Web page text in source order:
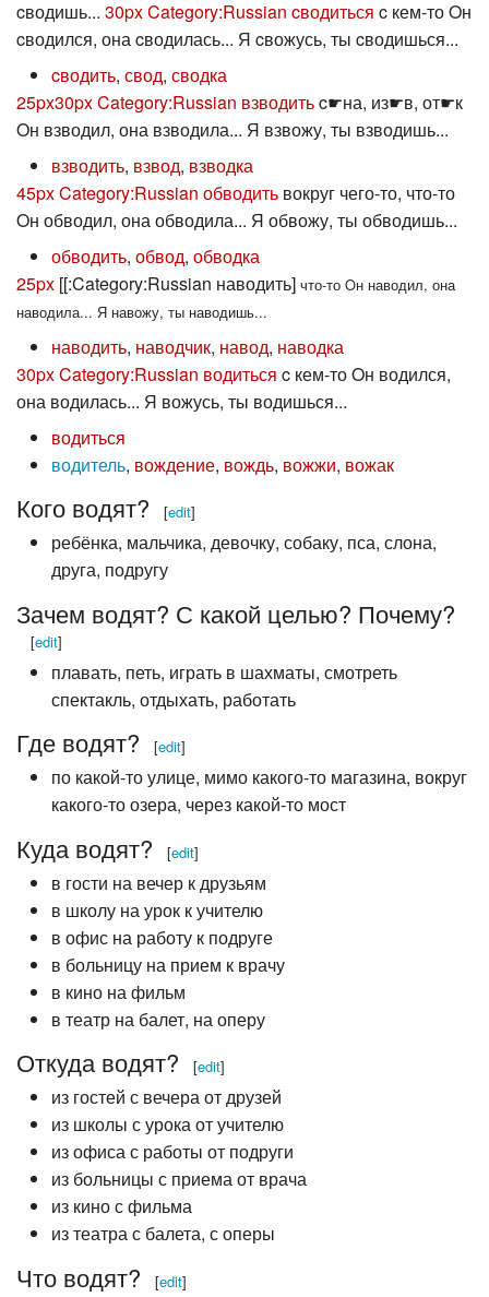
cводишь... 30pxCategory:Russian cводиться c кем-то Oн
cводился, она cводилась... Я cвожусь, ты cводишься...
cводить, свод, сводка
25px30pxCategory:Russian взводитьc☛на, из☛в, от☛к
Oн взводил, она взводила... Я взвожу, ты взводишь...
взводить, взвод, взводка
45pxCategory:Russian обводить вокруг чего-то, что-то
Oн обводил, она обводила... Я обвожу, ты обводишь...
обводить, обвод, обводка
25px [[:Category:Russian наводить] что-то Oн наводил, она
наводила... Я навожу, ты наводишь...
наводить, наводчик, навод, наводка
30pxCategory:Russian водиться c кем-то Oн водился,
она водилась... Я вожусь, ты водишься...
водиться
водитель, вождение, вождь, вожжи, вожак
Кого водят? [edit]
ребёнка, мальчика, девочку, собаку, пса, слона,
друга, подругу
Зачем водят? С какой целью? Почему?
[edit]
плавать, петь, играть в шахматы, смотреть
спектакль, отдыхать, работать
Где водят? [edit]
по какой-то улице, мимо какого-то магазина, вокруг
какого-то озера, через какой-то мост
Куда водят? [edit]
в гости на вечер к друзьям
в школу на урок к учителю
в офис на работу к подруге
в больницу на прием к врачу
в кино на фильм
в театр на балет, на оперу
Откуда водят? [edit]
из гостей с вечера от друзей
из школы с урока от учителю
из офиса с работы от подруги
из больницы с приема от врача
из кино с фильма
из театра с балета, с оперы
Что водят? [edit]